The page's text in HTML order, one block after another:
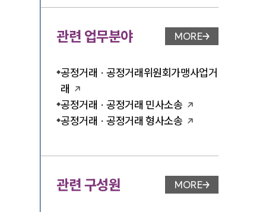
관련 업무분야 업무분야 페이지 이
MORE
공정거래 · 공정거래위원회가맹사업거
래
공정거래 · 공정거래 민사소송
공정거래 · 공정거래 형사소송
관련 구성원 변호사 페이지 이동
MORE